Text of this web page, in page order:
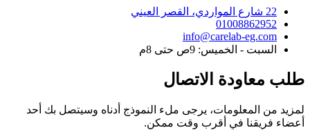
22 شارع المواردي، القصر العيني
01008862952
info@carelab-eg.com
السبت - الخميس: 9ص حتى 8م
طلب معاودة الاتصال
لمزيد من المعلومات، يرجى ملء النموذج أدناه وسيتصل بك أحد
أعضاء فريقنا في أقرب وقت ممكن.